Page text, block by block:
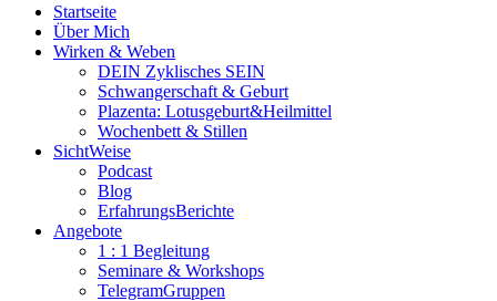
Startseite
Über Mich
Wirken & Weben
DEIN Zyklisches SEIN
Schwangerschaft & Geburt
Plazenta: Lotusgeburt&Heilmittel
Wochenbett & Stillen
SichtWeise
Podcast
Blog
ErfahrungsBerichte
Angebote
1 : 1 Begleitung
Seminare & Workshops
TelegramGruppen